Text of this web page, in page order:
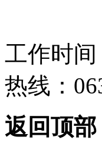
工作时
热线：
返回顶部